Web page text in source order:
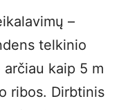
–
telkinio
kaip 5 m
ribos. Dirbtinis